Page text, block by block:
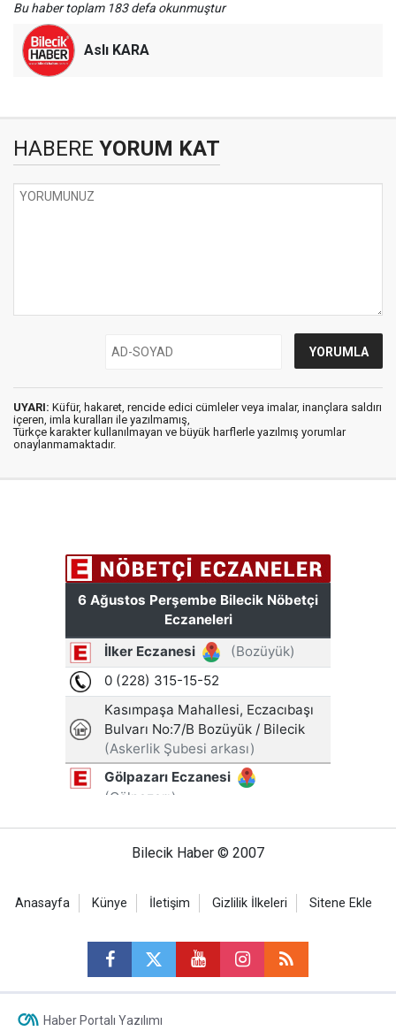
Bu haber toplam 183 defa okunmuştur
Aslı KARA
HABERE YORUM KAT
UYARI: Küfür, hakaret, rencide edici cümleler veya imalar, inançlara saldırı
içeren, imla kuralları ile yazılmamış,
Türkçe karakter kullanılmayan ve büyük harflerle yazılmış yorumlar
onaylanmamaktadır.
Bilecik Haber © 2007
Anasayfa Künye İletişim Gizlilik İlkeleri Sitene Ekle
Haber Portalı Yazılımı